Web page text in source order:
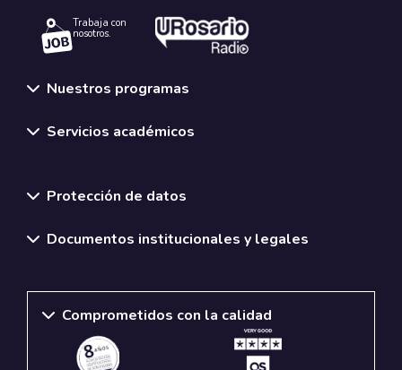
Trabaja con
nosotros.
Nuestros programas
Servicios académicos
Protección de datos
Documentos institucionales y legales
Comprometidos con la calidad